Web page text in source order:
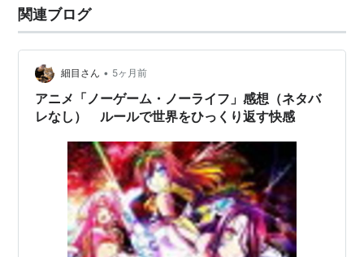
関連ブログ
細目さん • 5ヶ月前
アニメ「ノーゲーム・ノーライフ」感想（ネタバ
レなし） ルールで世界をひっくり返す快感